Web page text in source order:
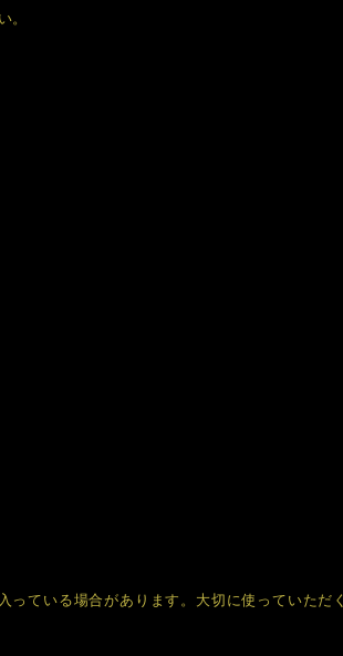
。
っている場合があります。大切に使っていただ